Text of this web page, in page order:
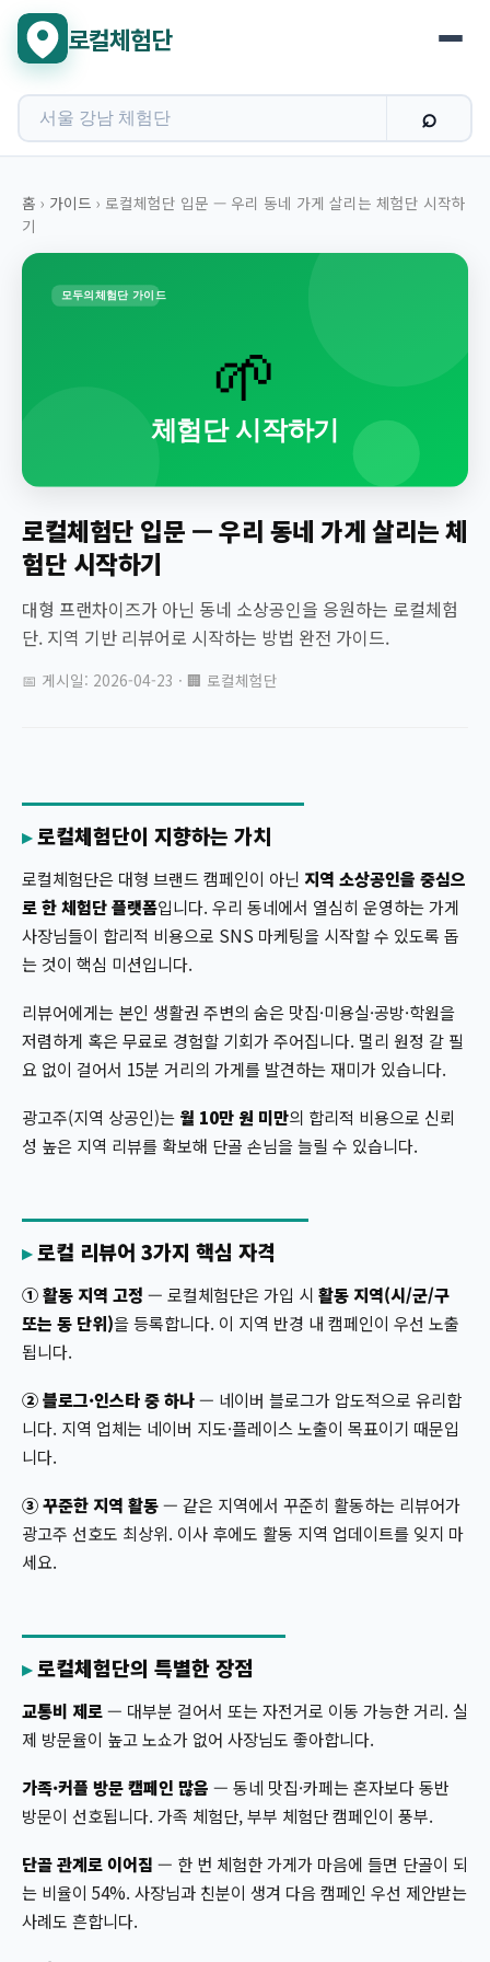
로컬체험단
홈 › 가이드 › 로컬체험단 입문 — 우리 동네 가게 살리는 체험단 시작하
기
로컬체험단 입문 — 우리 동네 가게 살리는 체
험단 시작하기
대형 프랜차이즈가 아닌 동네 소상공인을 응원하는 로컬체험
단. 지역 기반 리뷰어로 시작하는 방법 완전 가이드.
📅 게시일: 2026-04-23 · 🏢 로컬체험단
로컬체험단이 지향하는 가치
로컬체험단은 대형 브랜드 캠페인이 아닌 지역 소상공인을 중심으
로 한 체험단 플랫폼입니다. 우리 동네에서 열심히 운영하는 가게
사장님들이 합리적 비용으로 SNS 마케팅을 시작할 수 있도록 돕
는 것이 핵심 미션입니다.
리뷰어에게는 본인 생활권 주변의 숨은 맛집·미용실·공방·학원을
저렴하게 혹은 무료로 경험할 기회가 주어집니다. 멀리 원정 갈 필
요 없이 걸어서 15분 거리의 가게를 발견하는 재미가 있습니다.
광고주(지역 상공인)는 월 10만 원 미만의 합리적 비용으로 신뢰
성 높은 지역 리뷰를 확보해 단골 손님을 늘릴 수 있습니다.
로컬 리뷰어 3가지 핵심 자격
① 활동 지역 고정 — 로컬체험단은 가입 시 활동 지역(시/군/구
또는 동 단위)을 등록합니다. 이 지역 반경 내 캠페인이 우선 노출
됩니다.
② 블로그·인스타 중 하나— 네이버 블로그가 압도적으로 유리합
니다. 지역 업체는 네이버 지도·플레이스 노출이 목표이기 때문입
니다.
③ 꾸준한 지역 활동— 같은 지역에서 꾸준히 활동하는 리뷰어가
광고주 선호도 최상위. 이사 후에도 활동 지역 업데이트를 잊지 마
세요.
로컬체험단의 특별한 장점
교통비 제로— 대부분 걸어서 또는 자전거로 이동 가능한 거리. 실
제 방문율이 높고 노쇼가 없어 사장님도 좋아합니다.
가족·커플 방문 캠페인 많음 — 동네 맛집·카페는 혼자보다 동반
방문이 선호됩니다. 가족 체험단, 부부 체험단 캠페인이 풍부.
단골 관계로 이어짐 — 한 번 체험한 가게가 마음에 들면 단골이 되
는 비율이 54%. 사장님과 친분이 생겨 다음 캠페인 우선 제안받는
사례도 흔합니다.